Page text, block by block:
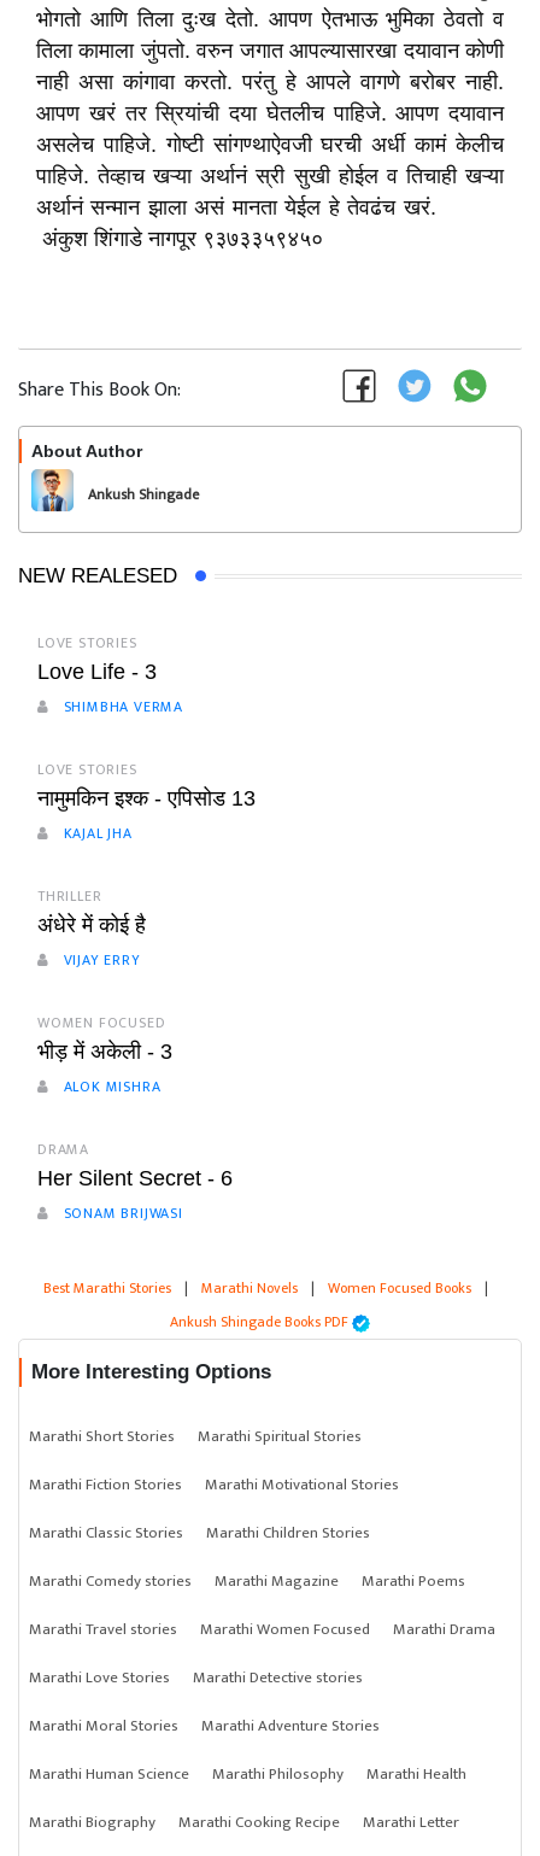
भोगतो आणि तिला दुःख देतो. आपण ऐतभाऊ भुमिका ठेवतो व
तिला कामाला जुंपतो. वरुन जगात आपल्यासारखा दयावान कोणी
नाही असा कांगावा करतो. परंतु हे आपले वागणे बरोबर नाही.
आपण खरं तर स्रियांची दया घेतलीच पाहिजे. आपण दयावान
असलेच पाहिजे. गोष्टी सांगण्थाऐवजी घरची अर्धी कामं केलीच
पाहिजे. तेव्हाच खऱ्या अर्थानं स्री सुखी होईल व तिचाही खऱ्या
अर्थानं सन्मान झाला असं मानता येईल हे तेवढंच खरं.
अंकुश शिंगाडे नागपूर ९३७३३५९४५०
Share This Book On:
About Author
Ankush Shingade
NEW REALESED
LOVE STORIES
Love Life - 3
SHIMBHA VERMA
LOVE STORIES
नामुमकिन इश्क - एपिसोड 13
KAJAL JHA
THRILLER
अंधेरे में कोई है
VIJAY ERRY
WOMEN FOCUSED
भीड़ में अकेली - 3
ALOK MISHRA
DRAMA
Her Silent Secret - 6
SONAM BRIJWASI
Best Marathi Stories | Marathi Novels | Women Focused Books |
Ankush Shingade Books PDF
More Interesting Options
Marathi Short Stories
Marathi Spiritual Stories
Marathi Fiction Stories
Marathi Motivational Stories
Marathi Classic Stories
Marathi Children Stories
Marathi Comedy stories
Marathi Magazine
Marathi Poems
Marathi Travel stories
Marathi Women Focused
Marathi Drama
Marathi Love Stories
Marathi Detective stories
Marathi Moral Stories
Marathi Adventure Stories
Marathi Human Science
Marathi Philosophy
Marathi Health
Marathi Biography
Marathi Cooking Recipe
Marathi Letter